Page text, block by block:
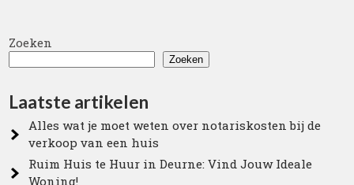
Zoeken
Zoeken
Laatste artikelen
Alles wat je moet weten over notariskosten bij de
verkoop van een huis
Ruim Huis te Huur in Deurne: Vind Jouw Ideale
Woning!